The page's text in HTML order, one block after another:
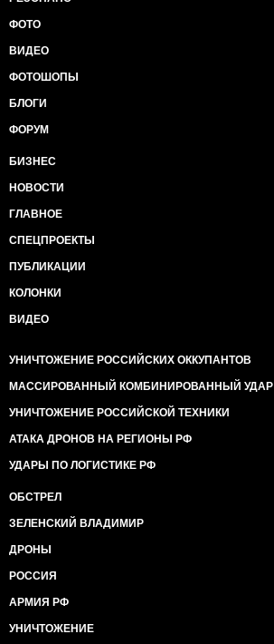
ФОТО
ВИДЕО
ФОТОШОПЫ
БЛОГИ
ФОРУМ
БИЗНЕС
НОВОСТИ
ГЛАВНОЕ
СПЕЦПРОЕКТЫ
ПУБЛИКАЦИИ
КОЛОНКИ
ВИДЕО
УНИЧТОЖЕНИЕ РОССИЙСКИХ ОККУПАНТОВ
МАССИРОВАННЫЙ КОМБИНИРОВАННЫЙ УДАР
УНИЧТОЖЕНИЕ РОССИЙСКОЙ ТЕХНИКИ
АТАКА ДРОНОВ НА РЕГИОНЫ РФ
УДАРЫ ПО ЛОГИСТИКЕ РФ
ОБСТРЕЛ
ЗЕЛЕНСКИЙ ВЛАДИМИР
ДРОНЫ
РОССИЯ
АРМИЯ РФ
УНИЧТОЖЕНИЕ